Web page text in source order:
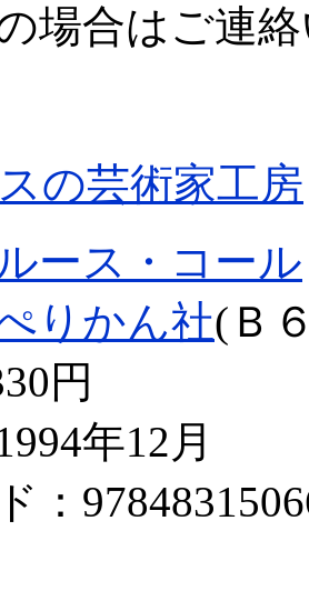
の場合はご連
の芸術家工房
ース・コール
りかん社(Ｂ
円
年12月
：